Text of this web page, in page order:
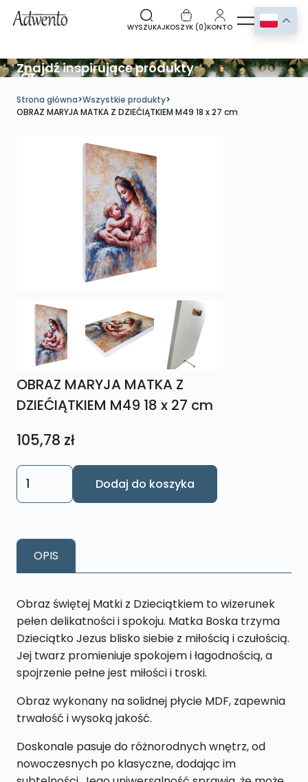
WYSZUKAJKOSZYK (0)KONTO
Znajdź inspirujące produkty
Strona główna>Wszystkie produkty>
OBRAZ MARYJA MATKA Z DZIEĆIĄTKIEM M49 18 x 27 cm
OBRAZ MARYJA MATKA Z
DZIEĆIĄTKIEM M49 18 x 27 cm
105,78 zł
ilość
OBRAZ
Z
DZIEĆIĄTKIEM
18
x
27
cm
Dodaj do koszyka
OPIS
Obraz świętej Matki z Dzieciątkiem to wizerunek
pełen delikatności i spokoju. Matka Boska trzyma
Dzieciątko Jezus blisko siebie z miłością i czułością.
Jej twarz promieniuje spokojem i łagodnością, a
spojrzenie pełne jest miłości i troski.
Obraz wykonany na solidnej płycie MDF, zapewnia
trwałość i wysoką jakość.
Doskonale pasuje do różnorodnych wnętrz, od
nowoczesnych po klasyczne, dodając im